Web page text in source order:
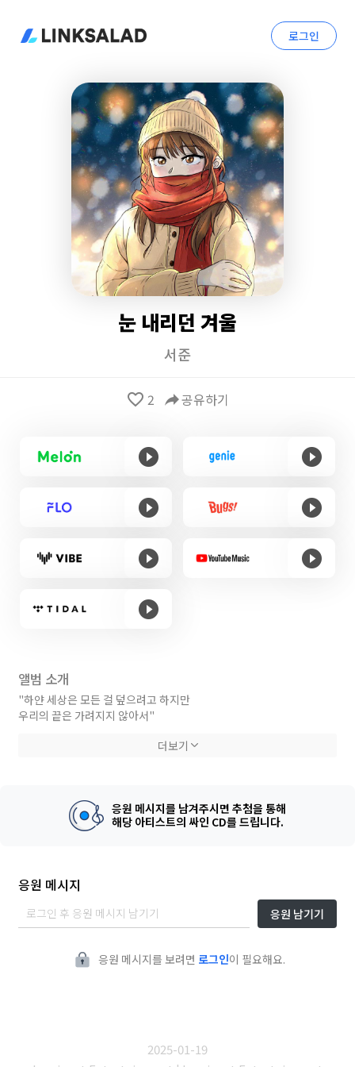
로그인
눈 내리던 겨울
서준
favorite_border 2 reply공유하기
앨범 소개
"하얀 세상은 모든 걸 덮으려고 하지만
우리의 끝은 가려지지 않아서"
Composed by 서준, Makewin, JUNGGWAN
Featured by Makewin
Artwork by 솔빈
더보기
응원 메시지를 남겨주시면 추첨을 통해
해당 아티스트의 싸인 CD를 드립니다.
응원 메시지
응원 남기기
응원 메시지를 보려면 로그인이 필요해요.
2025-01-19